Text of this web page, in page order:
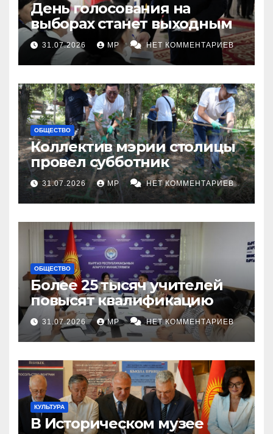
День голосования на
выборах станет выходным
31.07.2026 MP НЕТ КОММЕНТАРИЕВ
ОБЩЕСТВО
Коллектив мэрии столицы
провел субботник
31.07.2026 MP НЕТ КОММЕНТАРИЕВ
ОБЩЕСТВО
Более 25 тысяч учителей
повысят квалификацию
31.07.2026 MP НЕТ КОММЕНТАРИЕВ
КУЛЬТУРА
В Историческом музее